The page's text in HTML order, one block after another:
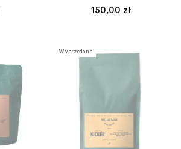
150,00 zł
Wyprzedane